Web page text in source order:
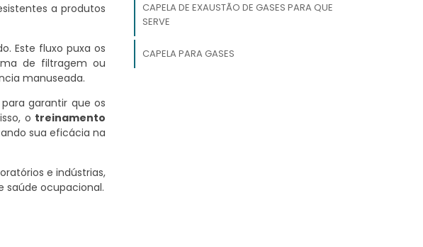
a produtos
Este fluxo puxa os
de filtragem ou
manuseada.
para garantir que os
o treinamento
sua eficácia na
e indústrias,
saúde ocupacional.
CAPELA DE EXAUSTÃO DE GASES PARA QUE
SERVE
CAPELA PARA GASES